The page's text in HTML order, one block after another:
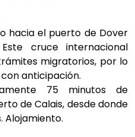
hacia el puerto de Dover
cruce internacional
migratorios, por lo
anticipación.
75 minutos de
de Calais, desde donde
Alojamiento.